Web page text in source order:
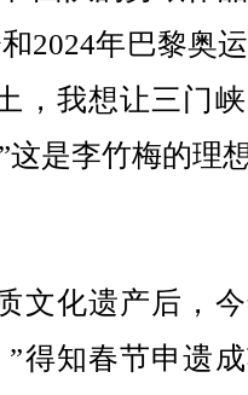
2024年巴黎奥
，我想让三门
这是李竹梅的理
化遗产后，今
得知春节申遗